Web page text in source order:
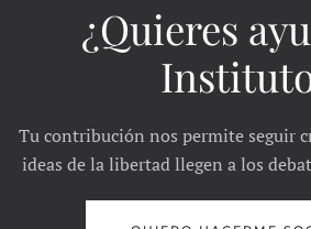
¿Quieres
Tu contribución nos permite seguir
ideas de la libertad llegen a los